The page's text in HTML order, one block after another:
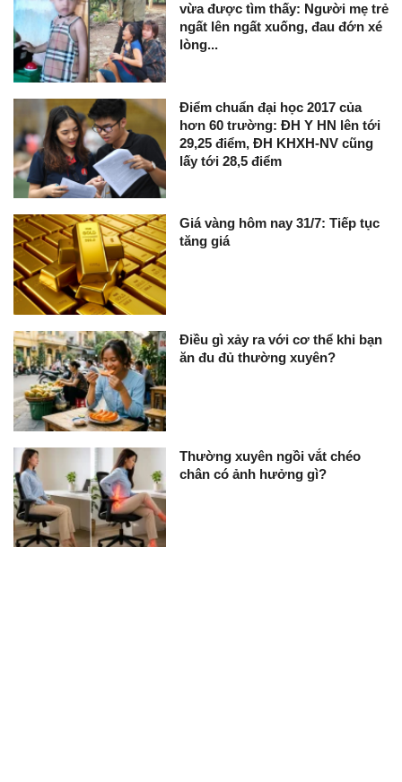
vừa được tìm thấy: Người mẹ trẻ
ngất lên ngất xuống, đau đớn xé
lòng...
Điểm chuẩn đại học 2017 của
hơn 60 trường: ĐH Y HN lên tới
29,25 điểm, ĐH KHXH-NV cũng
lấy tới 28,5 điểm
Giá vàng hôm nay 31/7: Tiếp tục
tăng giá
Điều gì xảy ra với cơ thể khi bạn
ăn đu đủ thường xuyên?
Thường xuyên ngồi vắt chéo
chân có ảnh hưởng gì?